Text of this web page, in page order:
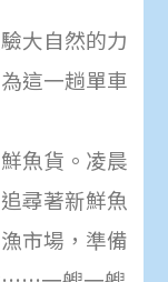
大自然的力
這一趟單車
魚貨。凌晨
尋著新鮮魚
市場，準備